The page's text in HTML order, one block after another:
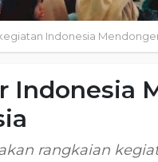
Indonesia
Indonesia
rangkaian